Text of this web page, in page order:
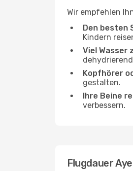
Wir empfehlen
Den besten
Kindern
Viel Wasser
Kopfhörer
gestalten.
Ihre Beine
verbessern.
Flugdauer